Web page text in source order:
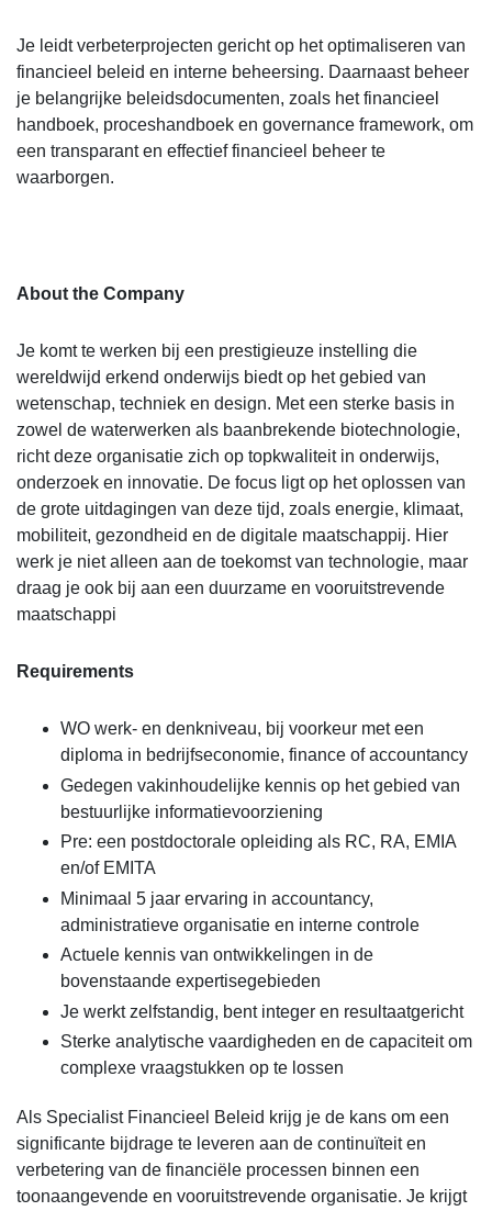
Je leidt verbeterprojecten gericht op het optimaliseren van
financieel beleid en interne beheersing. Daarnaast beheer
je belangrijke beleidsdocumenten, zoals het financieel
handboek, proceshandboek en governance framework, om
een transparant en effectief financieel beheer te
waarborgen.
About the Company
Je komt te werken bij een prestigieuze instelling die
wereldwijd erkend onderwijs biedt op het gebied van
wetenschap, techniek en design. Met een sterke basis in
zowel de waterwerken als baanbrekende biotechnologie,
richt deze organisatie zich op topkwaliteit in onderwijs,
onderzoek en innovatie. De focus ligt op het oplossen van
de grote uitdagingen van deze tijd, zoals energie, klimaat,
mobiliteit, gezondheid en de digitale maatschappij. Hier
werk je niet alleen aan de toekomst van technologie, maar
draag je ook bij aan een duurzame en vooruitstrevende
maatschappi
Requirements
WO werk- en denkniveau, bij voorkeur met een
diploma in bedrijfseconomie, finance of accountancy
Gedegen vakinhoudelijke kennis op het gebied van
bestuurlijke informatievoorziening
Pre: een postdoctorale opleiding als RC, RA, EMIA
en/of EMITA
Minimaal 5 jaar ervaring in accountancy,
administratieve organisatie en interne controle
Actuele kennis van ontwikkelingen in de
bovenstaande expertisegebieden
Je werkt zelfstandig, bent integer en resultaatgericht
Sterke analytische vaardigheden en de capaciteit om
complexe vraagstukken op te lossen
Als Specialist Financieel Beleid krijg je de kans om een
significante bijdrage te leveren aan de continuïteit en
verbetering van de financiële processen binnen een
toonaangevende en vooruitstrevende organisatie. Je krijgt